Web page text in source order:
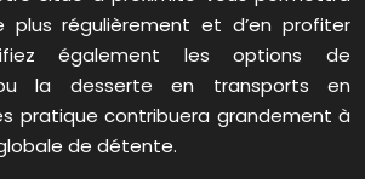
plus régulièrement et d’en profiter
également les options de
la desserte en transports en
pratique contribuera grandement à
de détente.